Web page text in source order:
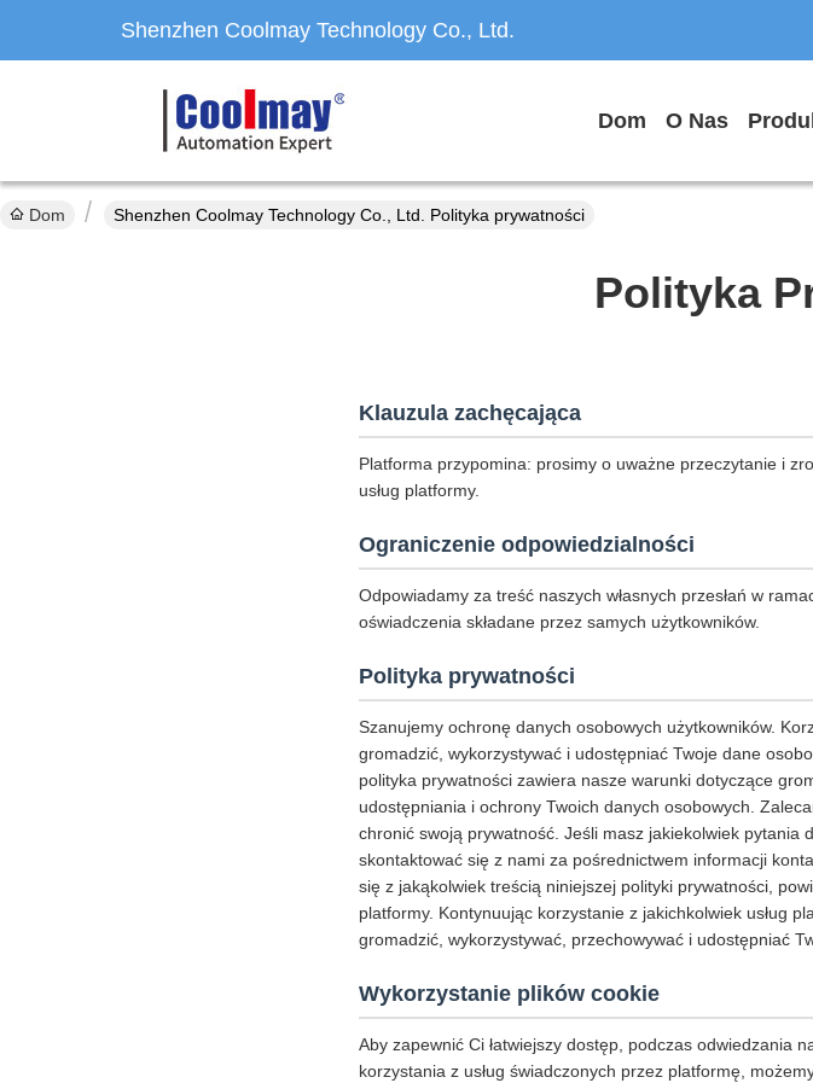
Shenzhen Coolmay Technology Co., Ltd.
Dom O Nas
Dom Shenzhen Coolmay Technology Co., Ltd. Polityka prywatności
Polityka
Klauzula zachęcająca
Platforma przypomina: prosimy o uważne przeczytanie i
usług platformy.
Ograniczenie odpowiedzialności
Odpowiadamy za treść naszych własnych przesłań w
oświadczenia składane przez samych użytkowników.
Polityka prywatności
Szanujemy ochronę danych osobowych użytkowników.
gromadzić, wykorzystywać i udostępniać Twoje dane
polityka prywatności zawiera nasze warunki dotyczące
udostępniania i ochrony Twoich danych osobowych.
chronić swoją prywatność. Jeśli masz jakiekolwiek pytania
skontaktować się z nami za pośrednictwem informacji
się z jakąkolwiek treścią niniejszej polityki prywatności,
platformy. Kontynuując korzystanie z jakichkolwiek usług
gromadzić, wykorzystywać, przechowywać i udostępniać
Wykorzystanie plików cookie
Aby zapewnić Ci łatwiejszy dostęp, podczas odwiedzania
korzystania z usług świadczonych przez platformę,